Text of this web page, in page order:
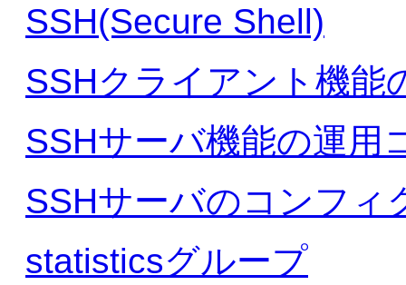
SSH(Secure Shell)
SSHクライアント機能
SSHサーバ機能の運用
SSHサーバのコンフィ
statisticsグループ